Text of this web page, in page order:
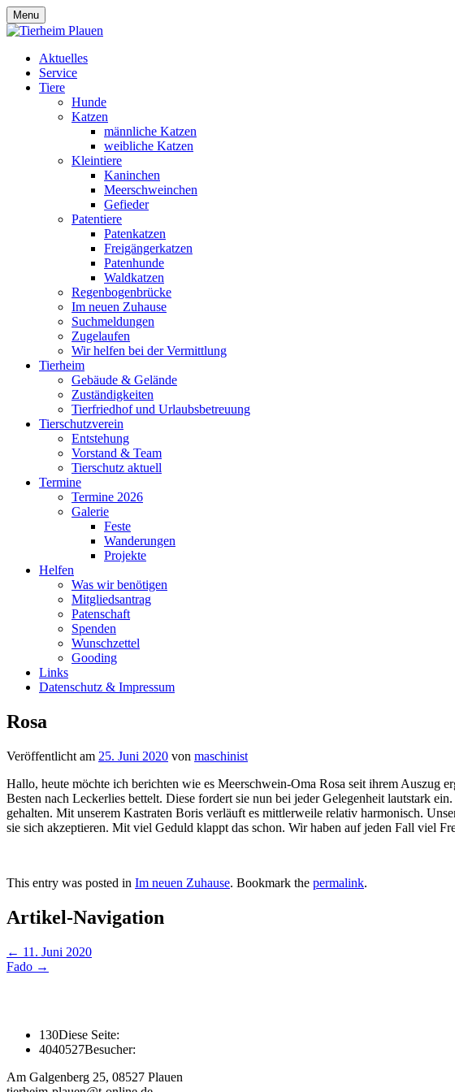
Menu
Aktuelles
Service
Tiere
Hunde
Katzen
männliche Katzen
weibliche Katzen
Kleintiere
Kaninchen
Meerschweinchen
Gefieder
Patentiere
Patenkatzen
Freigängerkatzen
Patenhunde
Waldkatzen
Regenbogenbrücke
Im neuen Zuhause
Suchmeldungen
Zugelaufen
Wir helfen bei der Vermittlung
Tierheim
Gebäude & Gelände
Zuständigkeiten
Tierfriedhof und Urlaubsbetreuung
Tierschutzverein
Entstehung
Vorstand & Team
Tierschutz aktuell
Termine
Termine 2026
Galerie
Feste
Wanderungen
Projekte
Helfen
Was wir benötigen
Mitgliedsantrag
Patenschaft
Spenden
Wunschzettel
Gooding
Links
Datenschutz & Impressum
Rosa
Veröffentlicht am 25. Juni 2020 von maschinist
Hallo, heute möchte ich berichten wie es Meerschwein-Oma Rosa seit ihrem Auszug
Besten nach Leckerlies bettelt. Diese fordert sie nun bei jeder Gelegenheit lautstark
gehalten. Mit unserem Kastraten Boris verläuft es mittlerweile relativ harmonisch.
sie sich akzeptieren. Mit viel Geduld klappt das schon. Wir haben auf jeden Fall viel
This entry was posted in Im neuen Zuhause. Bookmark the permalink.
Artikel-Navigation
← 11. Juni 2020
Fado →
130Diese Seite:
4040527Besucher:
Am Galgenberg 25, 08527 Plauen